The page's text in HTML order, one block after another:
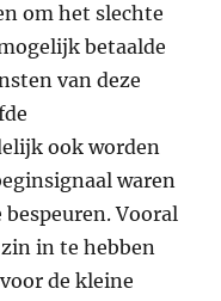
om het slechte
betaalde
van deze
ook worden
waren
Vooral
in te hebben
de kleine